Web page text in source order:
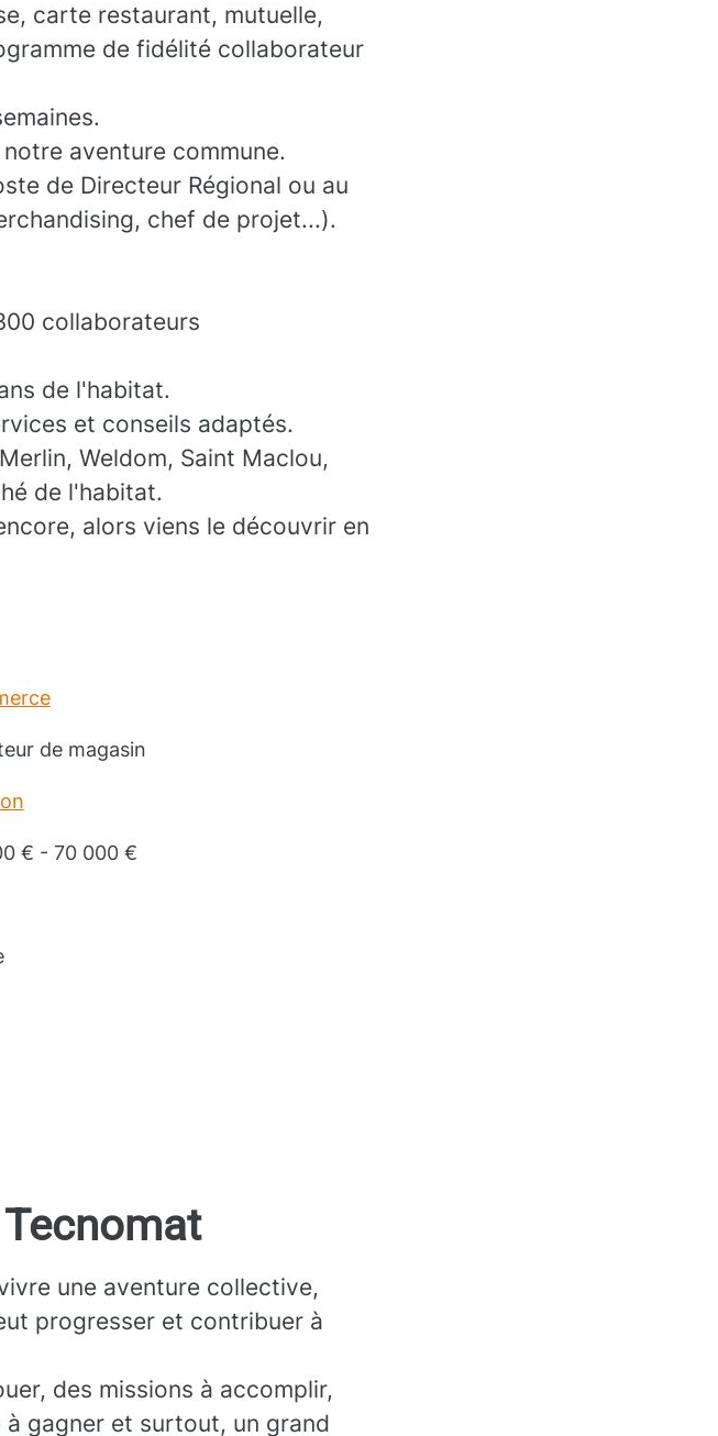
carte restaurant, mutuelle,
de fidélité collaborateur
aventure commune.
de Directeur Régional ou au
chef de projet...).
collaborateurs
de l'habitat.
et conseils adaptés.
Weldom, Saint Maclou,
de l'habitat.
alors viens le découvrir en
de magasin
€ - 70 000 €
une aventure collective,
progresser et contribuer à
des missions à accomplir,
à gagner et surtout, un grand